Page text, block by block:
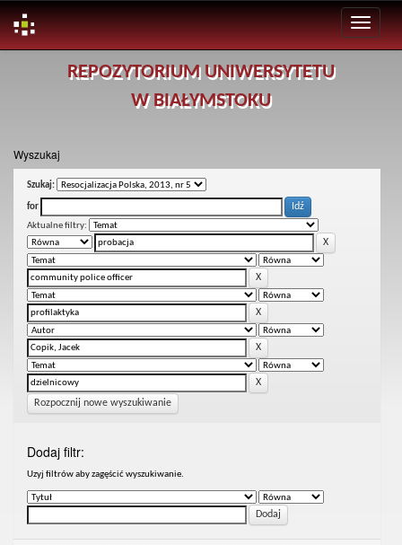
REPOZYTORIUM UNIWERSYTETU
W BIAŁYMSTOKU
Wyszukaj
Szukaj:
for
Aktualne filtry:
Rozpocznij nowe wyszukiwanie
Dodaj filtr:
Uzyj filtrów aby zagęścić wyszukiwanie.